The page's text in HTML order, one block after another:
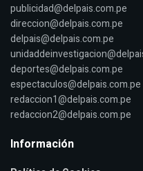
publicidad@delpais.com.pe
direccion@delpais.com.pe
delpais@delpais.com.pe
deportes@delpais.com.pe
espectaculos@delpais.com.pe
redaccion1@delpais.com.pe
redaccion2@delpais.com.pe
Información